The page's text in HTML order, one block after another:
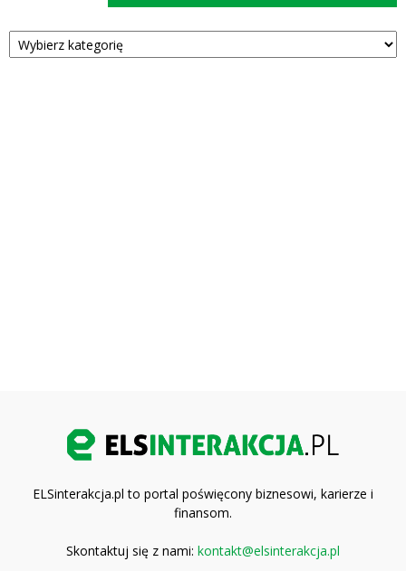
Kategorie
ELSinterakcja.pl to portal poświęcony biznesowi, karierze i
finansom.
Skontaktuj się z nami: kontakt@elsinterakcja.pl